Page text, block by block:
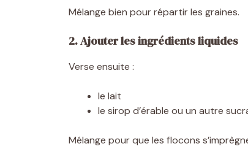
Mélange bien pour répartir les graines.
2. Ajouter les ingrédients liquides
Verse ensuite :
le lait
le sirop d’érable ou un autre
Mélange pour que les flocons